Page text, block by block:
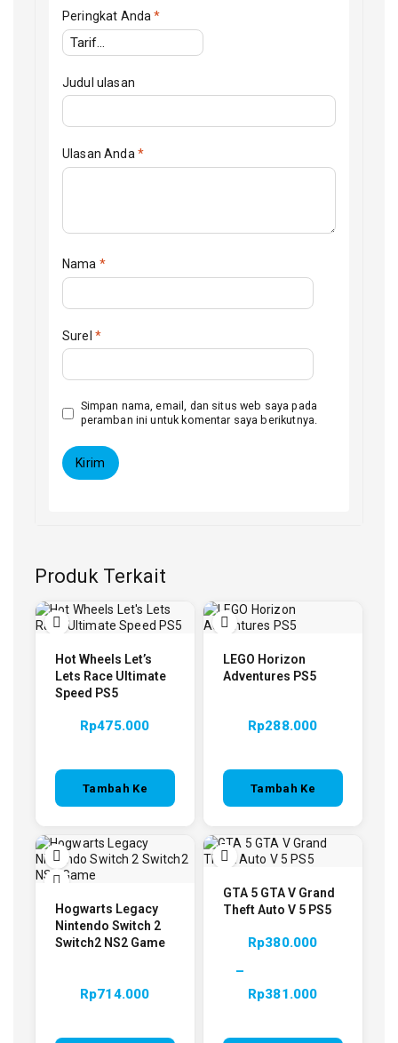
Peringkat Anda*
Judul ulasan
Ulasan Anda*
Nama *
Surel *
Simpan nama, email, dan situs web saya pada
peramban ini untuk komentar saya berikutnya.
Produk Terkait
Hot Wheels Let’s
Lets Race Ultimate
Speed PS5
Rp475.000
Tambah Ke
LEGO Horizon
Adventures PS5
Rp288.000
Tambah Ke
Hogwarts Legacy
Nintendo Switch 2
Switch2 NS2 Game
Rp714.000
GTA 5 GTA V Grand
Theft Auto V 5 PS5
Rp380.000
–
Rp381.000